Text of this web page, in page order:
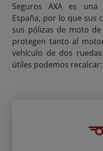
Seguros AXA es una
España, por lo que sus
sus pólizas de moto
protegen tanto al
vehículo de dos
útiles podemos recalcar: